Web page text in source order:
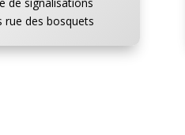
de signalisations
rue des bosquets